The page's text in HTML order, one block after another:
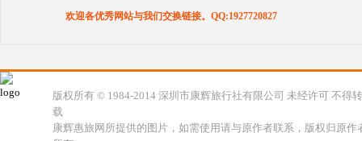
欢迎各优秀网站与我们交换链接。QQ:1927720827
版权所有 © 1984-2014 深圳市康辉旅行社有限公司 未经许可 不得转
载
康辉惠旅网所提供的图片，如需使用请与原作者联系，版权归原作